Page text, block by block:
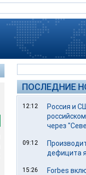
ПОСЛЕДНИЕ
12:12
Россия и
через
09:12
дефицита
15:26
Forbes